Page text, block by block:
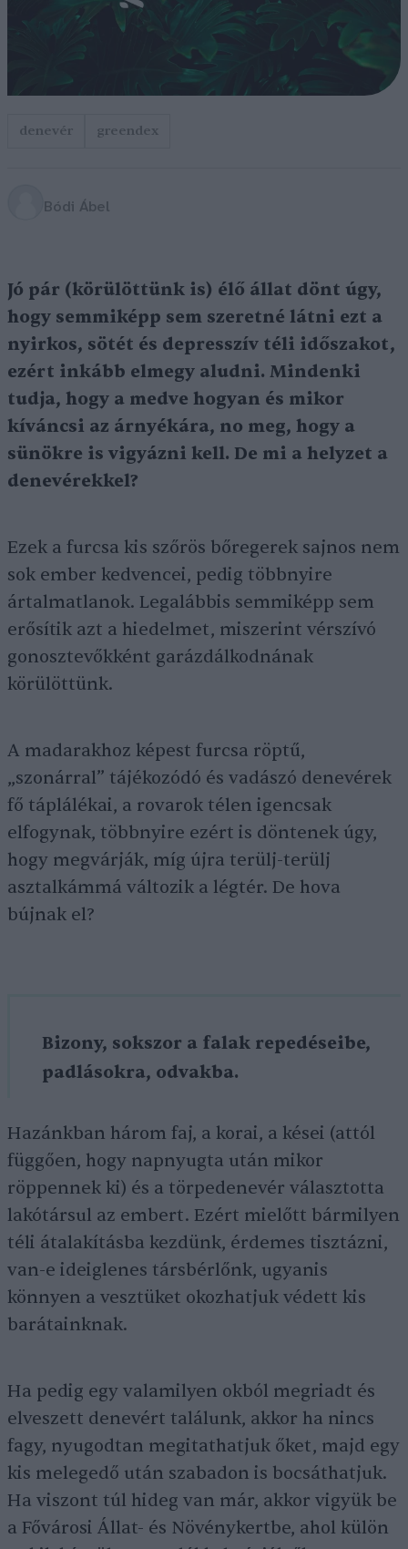
denevér greendex
Bódi Ábel
Jó pár (körülöttünk is) élő állat dönt úgy,
hogy semmiképp sem szeretné látni ezt a
nyirkos, sötét és depresszív téli időszakot,
ezért inkább elmegy aludni. Mindenki
tudja, hogy a medve hogyan és mikor
kíváncsi az árnyékára, no meg, hogy a
sünökre is vigyázni kell. De mi a helyzet a
denevérekkel?
Ezek a furcsa kis szőrös bőregerek sajnos nem
sok ember kedvencei, pedig többnyire
ártalmatlanok. Legalábbis semmiképp sem
erősítik azt a hiedelmet, miszerint vérszívó
gonosztevőkként garázdálkodnának
körülöttünk.
A madarakhoz képest furcsa röptű,
„szonárral” tájékozódó és vadászó denevérek
fő táplálékai, a rovarok télen igencsak
elfogynak, többnyire ezért is döntenek úgy,
hogy megvárják, míg újra terülj-terülj
asztalkámmá változik a légtér. De hova
bújnak el?
Bizony, sokszor a falak repedéseibe,
padlásokra, odvakba.
Hazánkban három faj, a korai, a kései (attól
függően, hogy napnyugta után mikor
röppennek ki) és a törpedenevér választotta
lakótársul az embert. Ezért mielőtt bármilyen
téli átalakításba kezdünk, érdemes tisztázni,
van-e ideiglenes társbérlőnk, ugyanis
könnyen a vesztüket okozhatjuk védett kis
barátainknak.
Ha pedig egy valamilyen okból megriadt és
elveszett denevért találunk, akkor ha nincs
fagy, nyugodtan megitathatjuk őket, majd egy
kis melegedő után szabadon is bocsáthatjuk.
Ha viszont túl hideg van már, akkor vigyük be
a Fővárosi Állat- és Növénykertbe, ahol külön